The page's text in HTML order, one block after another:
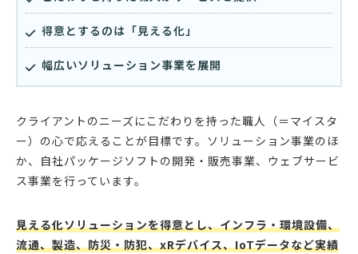
得意とするのは「見える化」
幅広いソリューション事業を展開
クライアントのニーズにこだわりを持った職人（＝マイスタ
ー）の心で応えることが目標です。ソリューション事業のほ
か、自社パッケージソフトの開発・販売事業、ウェブサービ
ス事業を行っています。
見える化ソリューションを得意とし、インフラ・環境設備、
流通、製造、防災・防犯、xRデバイス、IoTデータなど実績